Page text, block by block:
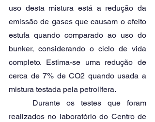
uso desta mistura está a redução da
emissão de gases que causam o efeito
estufa quando comparado ao uso do
bunker, considerando o ciclo de vida
completo. Estima-se uma redução de
cerca de 7% de CO2 quando usada a
mistura testada pela petrolífera.
realizados no laboratório do Centro de